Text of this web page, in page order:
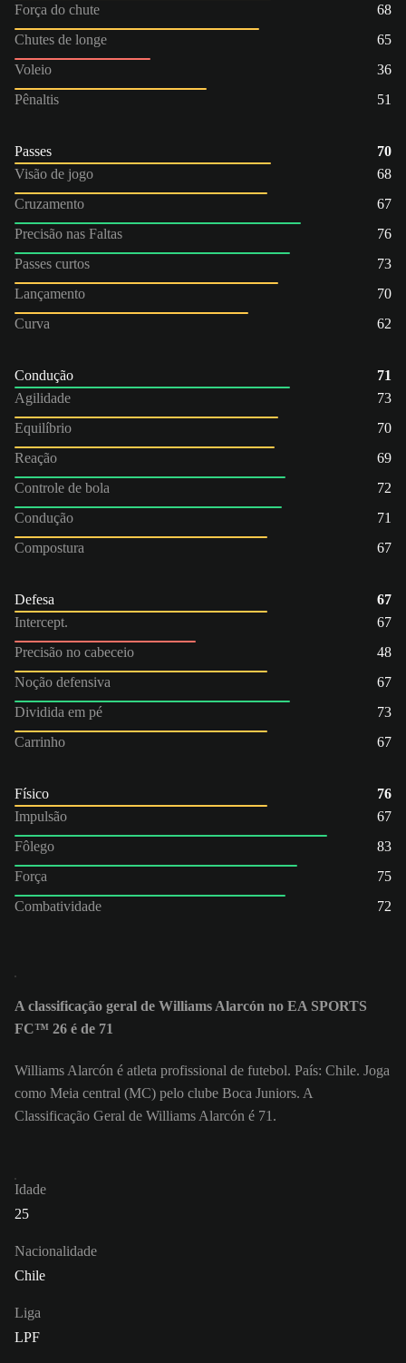
Força do chute
68
Chutes de longe
65
Voleio
36
Pênaltis
51
Passes
70
Visão de jogo
68
Cruzamento
67
Precisão nas Faltas
76
Passes curtos
73
Lançamento
70
Curva
62
Condução
71
Agilidade
73
Equilíbrio
70
Reação
69
Controle de bola
72
Condução
71
Compostura
67
Defesa
67
Intercept.
67
Precisão no cabeceio
48
Noção defensiva
67
Dividida em pé
73
Carrinho
67
Físico
76
Impulsão
67
Fôlego
83
Força
75
Combatividade
72
A classificação geral de Williams Alarcón no EA SPORTS
FC™ 26 é de 71
Williams Alarcón é atleta profissional de futebol. País: Chile. Joga
como Meia central (MC) pelo clube Boca Juniors. A
Classificação Geral de Williams Alarcón é 71.
Idade
25
Nacionalidade
Chile
Liga
LPF